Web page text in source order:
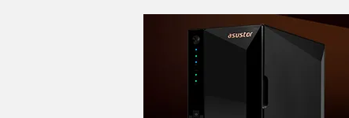
микрофон в ретро корпусе